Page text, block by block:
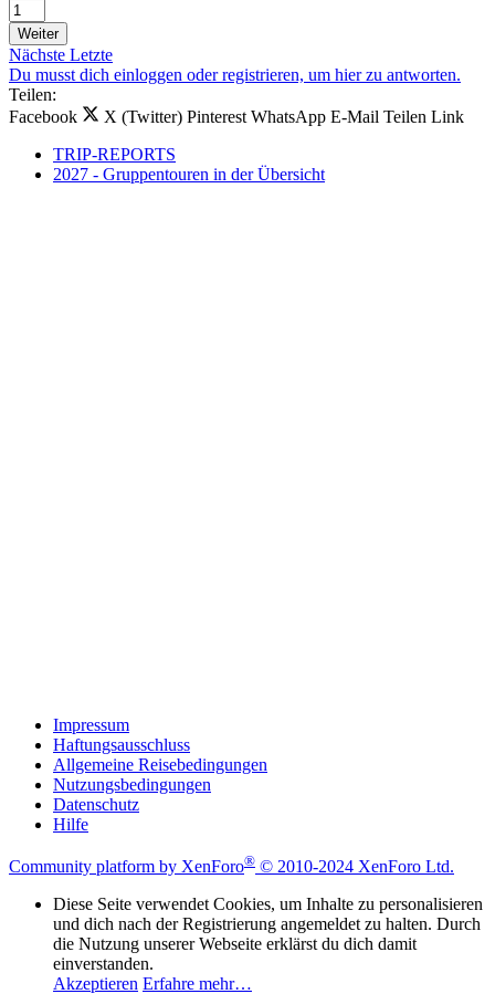
Weiter
Nächste Letzte
Du musst dich einloggen oder registrieren, um hier zu antworten.
Teilen:
Facebook
X (Twitter) Pinterest WhatsApp E-Mail Teilen Link
TRIP-REPORTS
2027 - Gruppentouren in der Übersicht
Impressum
Haftungsausschluss
Allgemeine Reisebedingungen
Nutzungsbedingungen
Datenschutz
Hilfe
Community platform by XenForo® © 2010-2024 XenForo Ltd.
Diese Seite verwendet Cookies, um Inhalte zu personalisieren
und dich nach der Registrierung angemeldet zu halten. Durch
die Nutzung unserer Webseite erklärst du dich damit
einverstanden.
Akzeptieren Erfahre mehr…